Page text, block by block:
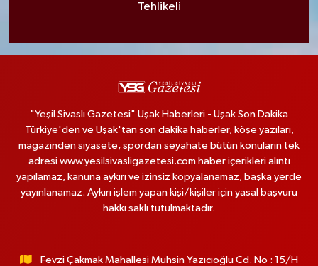
Tehlikeli
"Yeşil Sivaslı Gazetesi" Uşak Haberleri - Uşak Son Dakika
Türkiye'den ve Uşak'tan son dakika haberler, köşe yazıları,
magazinden siyasete, spordan seyahate bütün konuların tek
adresi www.yesilsivasligazetesi.com haber içerikleri alıntı
yapılamaz, kanuna aykırı ve izinsiz kopyalanamaz, başka yerde
yayınlanamaz. Aykırı işlem yapan kişi/kişiler için yasal başvuru
hakkı saklı tutulmaktadır.
Fevzi Çakmak Mahallesi Muhsin Yazıcıoğlu Cd. No : 15/H